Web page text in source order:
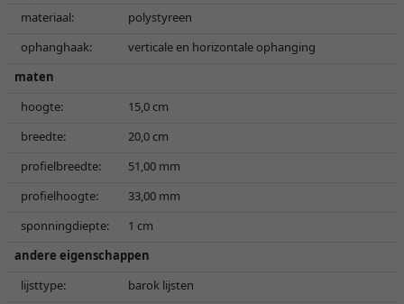
materiaal:
polystyreen
ophanghaak:
verticale en horizontale ophanging
maten
hoogte:
15,0 cm
breedte:
20,0 cm
profielbreedte:
51,00 mm
profielhoogte:
33,00 mm
sponningdiepte:
1 cm
andere eigenschappen
lijsttype:
barok lijsten